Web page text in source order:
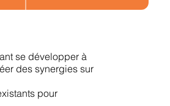
se développer à
des synergies sur
pour